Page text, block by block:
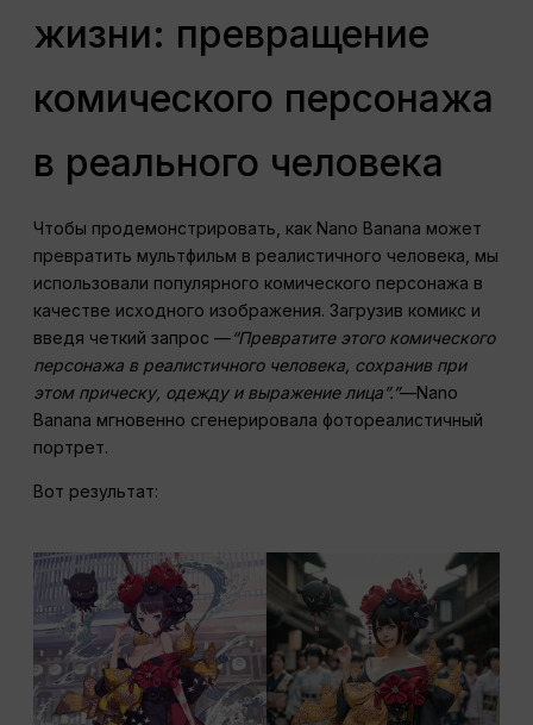
жизни: превращение
комического персонажа
в реального человека
Чтобы продемонстрировать, как Nano Banana может
превратить мультфильм в реалистичного человека, мы
использовали популярного комического персонажа в
качестве исходного изображения. Загрузив комикс и
введя четкий запрос —“Превратите этого комического
персонажа в реалистичного человека, сохранив при
этом прическу, одежду и выражение лица”.”—Nano
Banana мгновенно сгенерировала фотореалистичный
портрет.
Вот результат: